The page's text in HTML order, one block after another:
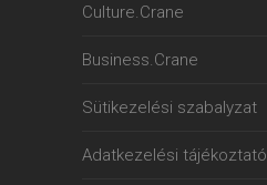
Culture.Crane
Business.Crane
Sütikezelési szabalyzat
Adatkezelési tájékoztató